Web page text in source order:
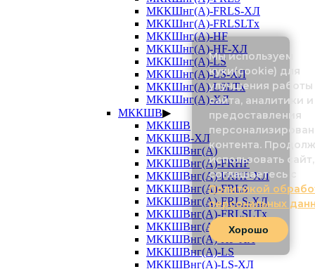
МККШнг(А)-FRLS-ХЛ
МККШнг(А)-FRLSLTx
МККШнг(А)-HF
МККШнг(А)-HF-ХЛ
МККШнг(А)-LS
МККШнг(А)-LS-ХЛ
МККШнг(А)-LSLTx
МККШнг(А)-ХЛ
МККШВ▶
МККШВ
МККШВ-ХЛ
МККШВнг(А)
МККШВнг(А)-FRHF
МККШВнг(А)-FRHF-ХЛ
МККШВнг(А)-FRLS
МККШВнг(А)-FRLS-ХЛ
МККШВнг(А)-FRLSLTx
МККШВнг(А)-HF
МККШВнг(А)-HF-ХЛ
МККШВнг(А)-LS
МККШВнг(А)-LS-ХЛ
Мы используем
куки(cookie) для
улучшения работы
сайта, аналитики и
предоставления
контента.
использовать
соглашаетесь с
Политикой
персональных
Хорошо